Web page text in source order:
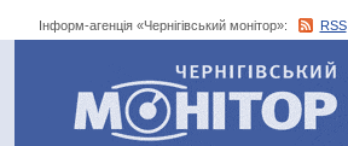
Інформ-агенція «Чернігівський монітор»: RSS
Інформ-агенція
«Чернігівський монітор»